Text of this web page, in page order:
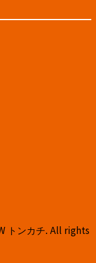
トンカチ. All rights